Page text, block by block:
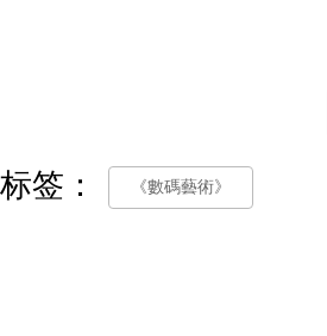
标签： 《數碼藝術》